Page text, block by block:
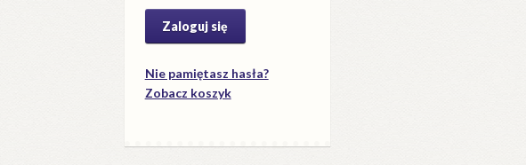
Nie pamiętasz hasła?
Zobacz koszyk